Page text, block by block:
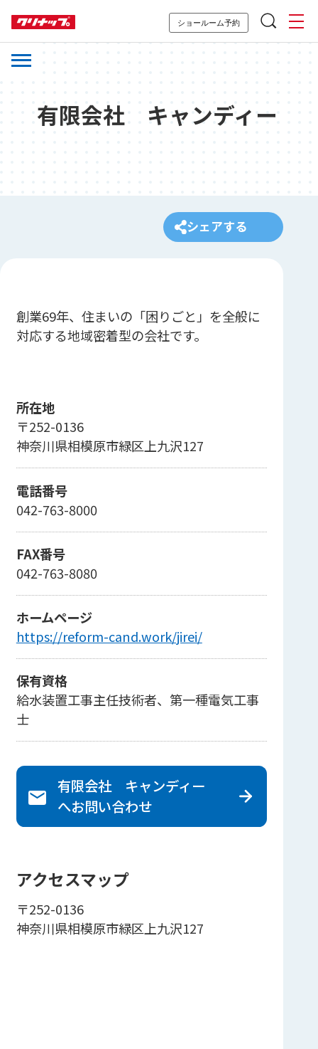
ショールーム予約
有限会社 キャンディー
シェアする
創業69年、住まいの「困りごと」を全般に
対応する地域密着型の会社です。
所在地
〒252-0136
神奈川県相模原市緑区上九沢127
電話番号
042-763-8000
FAX番号
042-763-8080
ホームページ
https://reform-cand.work/jirei/
保有資格
給水装置工事主任技術者、第一種電気工事
士
有限会社 キャンディー
へお問い合わせ
アクセスマップ
〒252-0136
神奈川県相模原市緑区上九沢127